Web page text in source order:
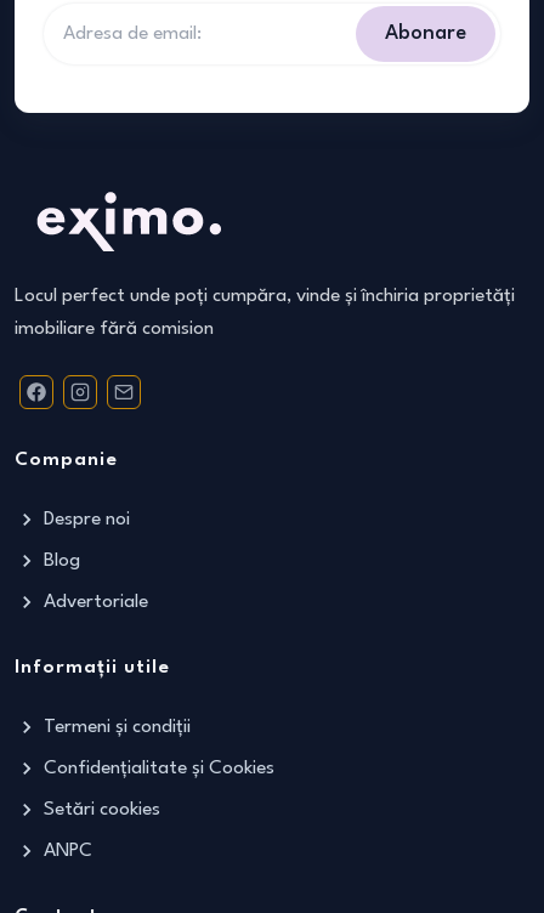
Abonare
Locul perfect unde poți cumpăra, vinde și închiria proprietăți
imobiliare fără comision
Companie
Despre noi
Blog
Advertoriale
Informații utile
Termeni și condiții
Confidențialitate și Cookies
Setări cookies
ANPC